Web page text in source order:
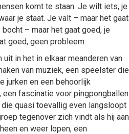
komt te staan. Je wilt iets, je
je staat. Je valt – maar het gaat
– maar het gaat goed, je
goed, geen probleem.
in het in elkaar meanderen van
van muziek, een speelster die
jurken en een behoorlijk
een fascinatie voor pingpongballen
quasi toevallig even langsloopt
tegenover zich vindt als hij aan
en weer lopen, een